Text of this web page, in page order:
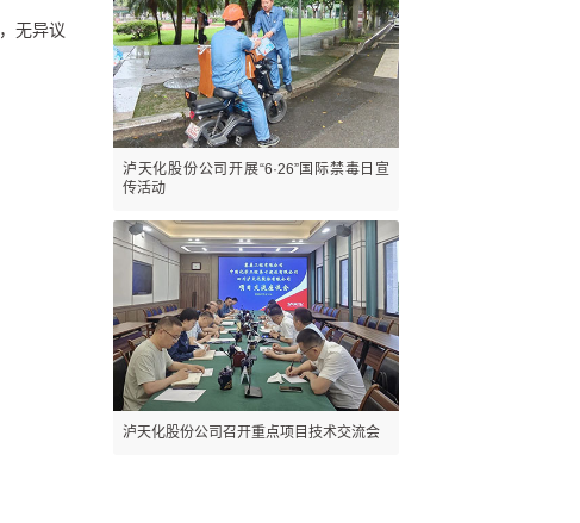
无异议
泸天化股份公司开展“6·26”国际禁毒日宣
传活动
泸天化股份公司召开重点项目技术交流会